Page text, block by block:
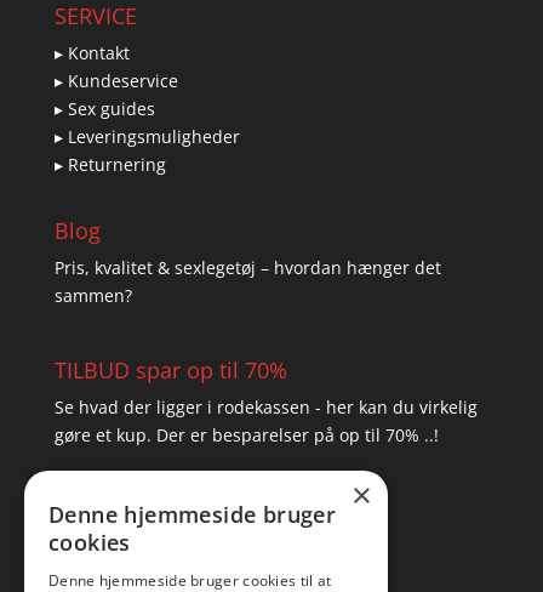
SERVICE
▸ Kontakt
▸ Kundeservice
▸ Sex guides
▸ Leveringsmuligheder
▸ Returnering
Blog
Pris, kvalitet & sexlegetøj – hvordan hænger det
sammen?
TILBUD spar op til 70%
Se hvad der ligger i rodekassen - her kan du virkelig
gøre et kup. Der er besparelser på op til 70% ..!
×
Denne hjemmeside bruger
cookies
Denne hjemmeside bruger cookies til at